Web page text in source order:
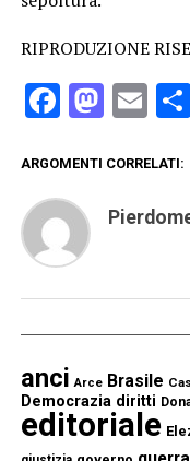
RIPRODUZIONE
Facebook
ARGOMENTI CORRELATI:
anci Arce Brasile
Democrazia diritti
editoriale